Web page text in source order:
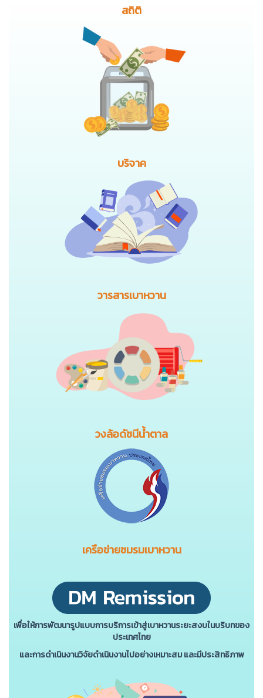
สถิติ
บริจาค
วารสารเบาหวาน
วงล้อดัชนีน้ำตาล
เครือข่ายชมรมเบาหวาน
เพื่อให้การพัฒนารูปแบบการบริการเข้าสู่เบาหวานระยะสงบในบริบทของ
ประเทศไทย
และการดําเนินงานวิจัยดําเนินงานไปอย่างเหมาะสม และมีประสิทธิภาพ